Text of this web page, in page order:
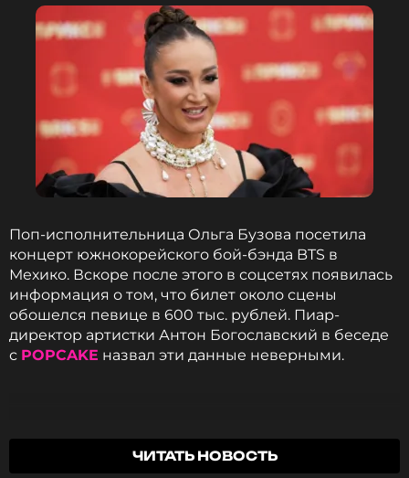
Поп-исполнительница Ольга Бузова посетила
концерт южнокорейского бой-бэнда BTS в
Мехико. Вскоре после этого в соцсетях появилась
информация о том, что билет около сцены
обошелся певице в 600 тыс. рублей. Пиар-
директор артистки Антон Богославский в беседе
с POPCAKE назвал эти данные неверными.
На скрине указана сумма в местной валюте…
Оля купила билет в VIP-зону на девятый
ЧИТАТЬ НОВОСТЬ